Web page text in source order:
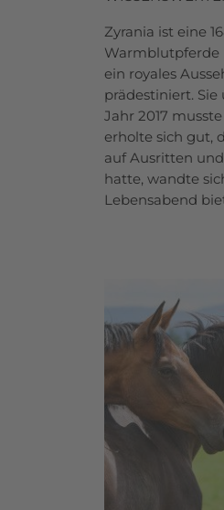
Zyrania ist eine
Warmblutpferde
ein royales
prädestiniert. Sie
Jahr 2017
erholte sich gut,
auf Ausritten
hatte, wandte
Lebensabend